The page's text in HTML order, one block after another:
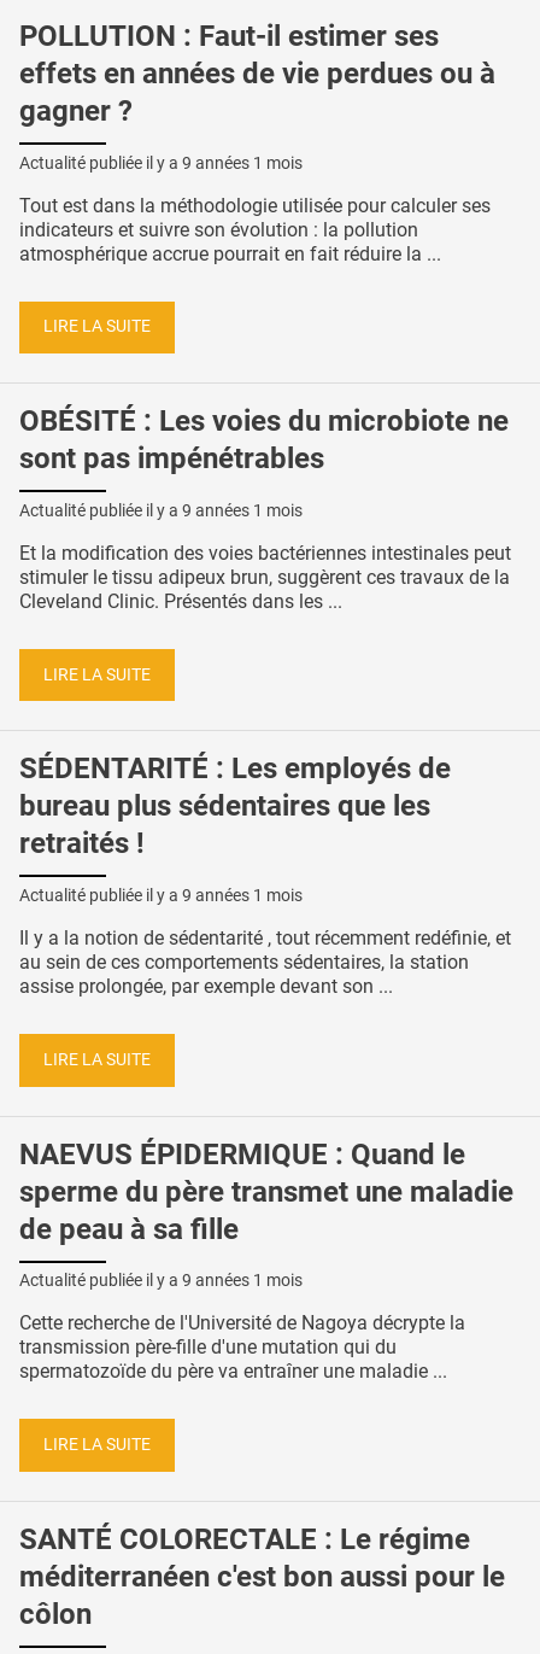
POLLUTION : Faut-il estimer ses
effets en années de vie perdues ou à
gagner ?
Actualité publiée il y a 9 années 1 mois
Tout est dans la méthodologie utilisée pour calculer ses
indicateurs et suivre son évolution : la pollution
atmosphérique accrue pourrait en fait réduire la ...
LIRE LA SUITE
OBÉSITÉ : Les voies du microbiote ne
sont pas impénétrables
Actualité publiée il y a 9 années 1 mois
Et la modification des voies bactériennes intestinales peut
stimuler le tissu adipeux brun, suggèrent ces travaux de la
Cleveland Clinic. Présentés dans les ...
LIRE LA SUITE
SÉDENTARITÉ : Les employés de
bureau plus sédentaires que les
retraités !
Actualité publiée il y a 9 années 1 mois
Il y a la notion de sédentarité , tout récemment redéfinie, et
au sein de ces comportements sédentaires, la station
assise prolongée, par exemple devant son ...
LIRE LA SUITE
NAEVUS ÉPIDERMIQUE : Quand le
sperme du père transmet une maladie
de peau à sa fille
Actualité publiée il y a 9 années 1 mois
Cette recherche de l'Université de Nagoya décrypte la
transmission père-fille d'une mutation qui du
spermatozoïde du père va entraîner une maladie ...
LIRE LA SUITE
SANTÉ COLORECTALE : Le régime
méditerranéen c'est bon aussi pour le
côlon